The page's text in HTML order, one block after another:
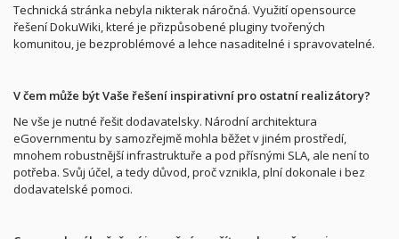
Technická stránka nebyla nikterak náročná. Využití opensource
řešení DokuWiki, které je přizpůsobené pluginy tvořených
komunitou, je bezproblémové a lehce nasaditelné i spravovatelné.
V čem může být Vaše řešení inspirativní pro ostatní realizátory?
Ne vše je nutné řešit dodavatelsky. Národní architektura
eGovernmentu by samozřejmě mohla běžet v jiném prostředí,
mnohem robustnější infrastruktuře a pod přísnými SLA, ale není to
potřeba. Svůj účel, a tedy důvod, proč vznikla, plní dokonale i bez
dodavatelské pomoci.